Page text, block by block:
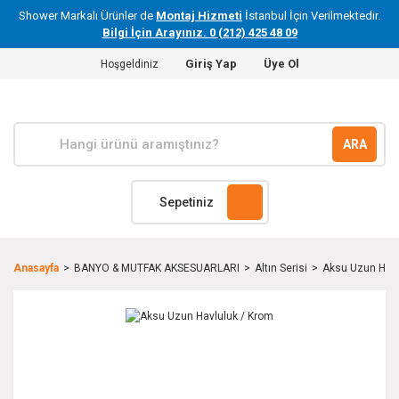
Shower Markalı Ürünler de Montaj Hizmeti İstanbul İçin Verilmektedir.
Bilgi İçin Arayınız. 0 (212) 425 48 09
Hoşgeldiniz Giriş Yap Üye Ol
ARA
Sepetiniz
Anasayfa BANYO & MUTFAK AKSESUARLARI Altın Serisi Aksu Uzun